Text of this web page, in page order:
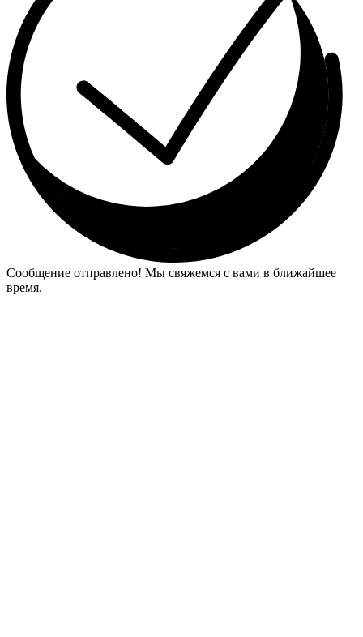
Сообщение отправлено! Мы свяжемся с вами в ближайшее
время.